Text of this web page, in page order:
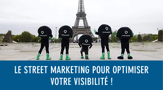
LE STREET MARKETING POUR OPTIMISER
VOTRE VISIBILITÉ !